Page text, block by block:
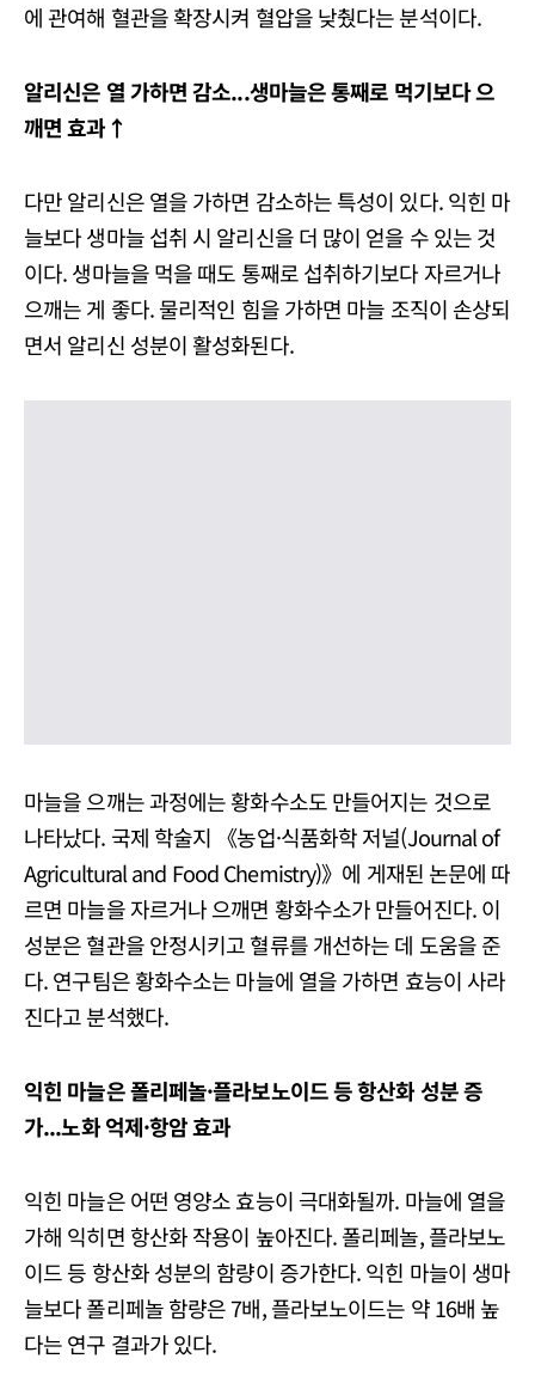
에 관여해 혈관을 확장시켜 혈압을 낮췄다는 분석이다.
알리신은 열 가하면 감소...생마늘은 통째로 먹기보다 으
깨면 효과↑
다만 알리신은 열을 가하면 감소하는 특성이 있다. 익힌 마
늘보다 생마늘 섭취 시 알리신을 더 많이 얻을 수 있는 것
이다. 생마늘을 먹을 때도 통째로 섭취하기보다 자르거나
으깨는 게 좋다. 물리적인 힘을 가하면 마늘 조직이 손상되
면서 알리신 성분이 활성화된다.
마늘을 으깨는 과정에는 황화수소도 만들어지는 것으로
나타났다. 국제 학술지 《농업·식품화학 저널(Journal of
Agricultural and Food Chemistry)》에 게재된 논문에 따
르면 마늘을 자르거나 으깨면 황화수소가 만들어진다. 이
성분은 혈관을 안정시키고 혈류를 개선하는 데 도움을 준
다. 연구팀은 황화수소는 마늘에 열을 가하면 효능이 사라
진다고 분석했다.
익힌 마늘은 폴리페놀·플라보노이드 등 항산화 성분 증
가...노화 억제·항암 효과
익힌 마늘은 어떤 영양소 효능이 극대화될까. 마늘에 열을
가해 익히면 항산화 작용이 높아진다. 폴리페놀, 플라보노
이드 등 항산화 성분의 함량이 증가한다. 익힌 마늘이 생마
늘보다 폴리페놀 함량은 7배, 플라보노이드는 약 16배 높
다는 연구 결과가 있다.